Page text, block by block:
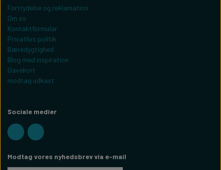
Fortrydelse og reklamation
Om os
Kontaktformular
Privatlivs politik
Bæredygtighed
Blog med inspiration
Gavekort
modtag udkast
Sociale medier
Modtag vores nyhedsbrev via e-mail